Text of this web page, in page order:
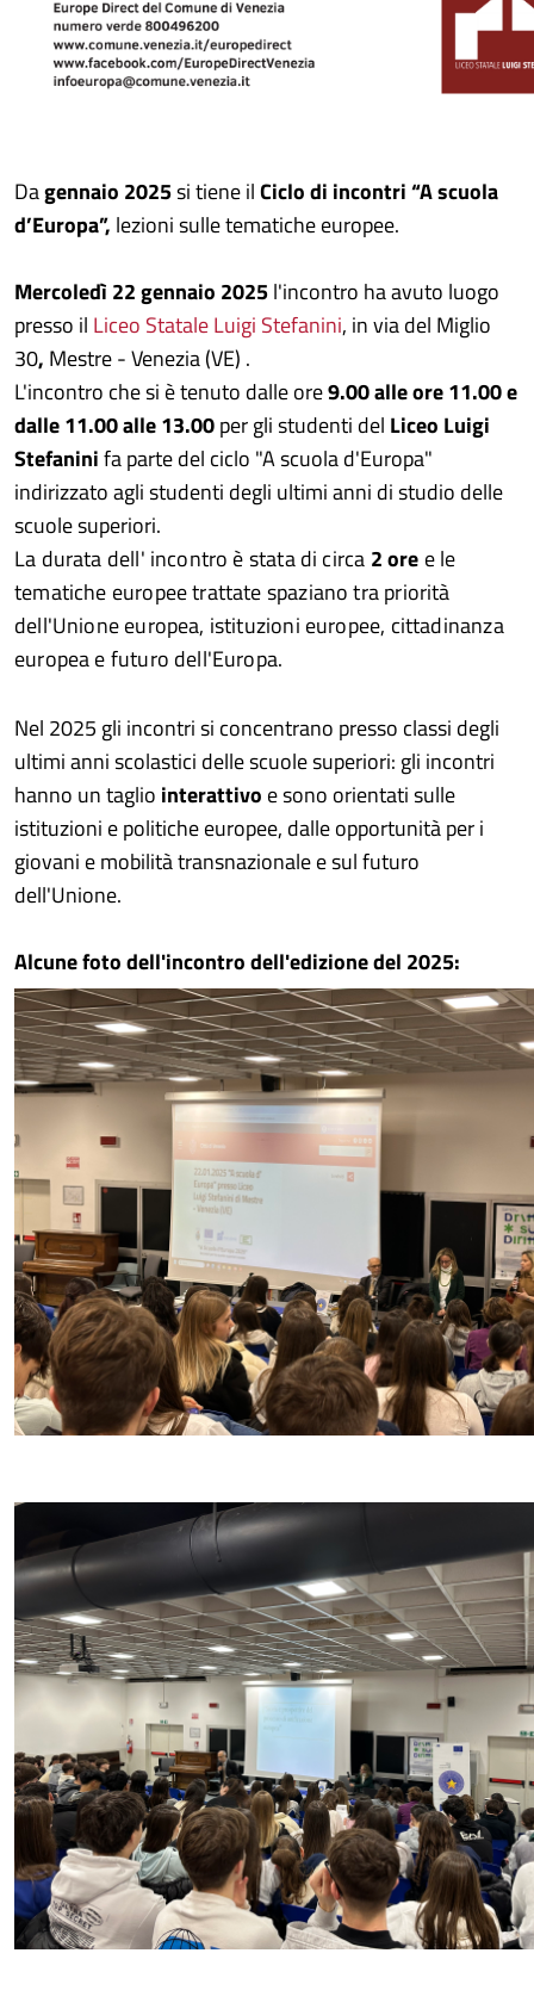
Dagennaio 2025si tiene ilCiclo di incontri “A scuola
d’Europa”, lezioni sulle tematiche europee.
Mercoledì 22 gennaio 2025l'incontro ha avuto luogo
presso il Liceo Statale Luigi Stefanini, in via del Miglio
30, Mestre - Venezia (VE) .
L'incontro che si è tenuto dalle ore9.00 alle ore 11.00 e
dalle 11.00 alle 13.00per gli studenti del Liceo Luigi
Stefaninifa parte del ciclo "A scuola d'Europa"
indirizzato agli studenti degli ultimi anni di studio delle
scuole superiori.
La durata dell' incontro è stata di circa 2 ore e le
tematiche europee trattate spaziano tra priorità
dell'Unione europea, istituzioni europee, cittadinanza
europea e futuro dell'Europa.
Nel 2025 gli incontri si concentrano presso classi degli
ultimi anni scolastici delle scuole superiori: gli incontri
hanno un taglio interattivo e sono orientati sulle
istituzioni e politiche europee, dalle opportunità per i
giovani e mobilità transnazionale e sul futuro
dell'Unione.
Alcune foto dell'incontro dell'edizione del 2025: